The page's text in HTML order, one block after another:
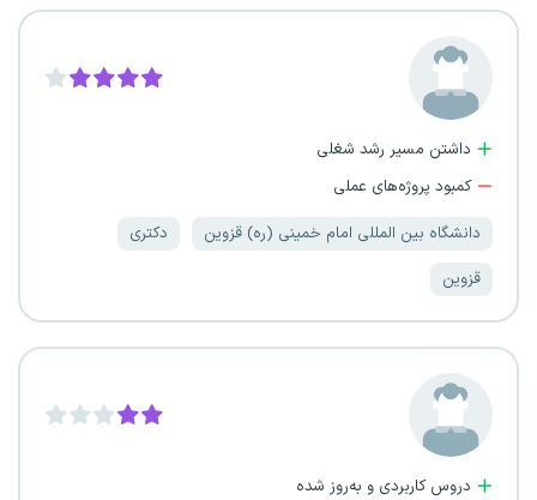
داشتن مسیر رشد شغلی
کمبود پروژه‌های عملی
دانشگاه بین المللی امام خمینی (ره) قزوین
دکتری
قزوین
دروس کاربردی و به‌روز شده